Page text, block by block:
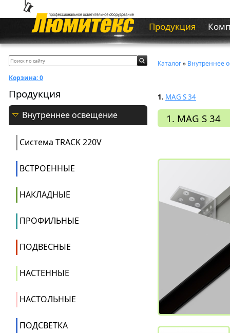
Продукция
Корзина:0
Продукция
Внутреннее освещение
Система ТRACK 220V
ВСТРОЕННЫЕ
НАКЛАДНЫЕ
ПРОФИЛЬНЫЕ
ПОДВЕСНЫЕ
НАСТЕННЫЕ
НАСТОЛЬНЫЕ
ПОДСВЕТКА
Каталог» Внутреннее
1. MAG S 34
1. MAG S 34